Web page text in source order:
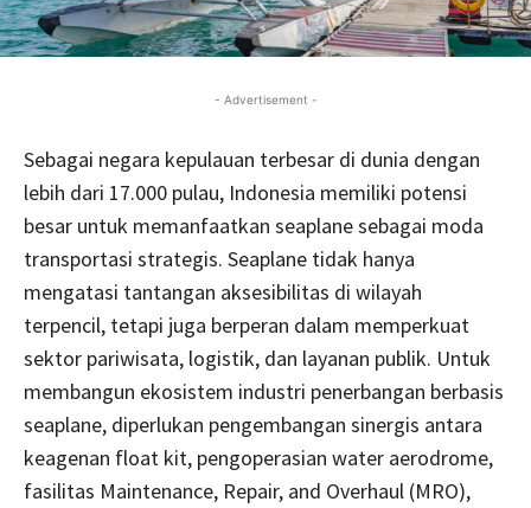
- Advertisement -
Sebagai negara kepulauan terbesar di dunia dengan
lebih dari 17.000 pulau, Indonesia memiliki potensi
besar untuk memanfaatkan seaplane sebagai moda
transportasi strategis. Seaplane tidak hanya
mengatasi tantangan aksesibilitas di wilayah
terpencil, tetapi juga berperan dalam memperkuat
sektor pariwisata, logistik, dan layanan publik. Untuk
membangun ekosistem industri penerbangan berbasis
seaplane, diperlukan pengembangan sinergis antara
keagenan float kit, pengoperasian water aerodrome,
fasilitas Maintenance, Repair, and Overhaul (MRO),